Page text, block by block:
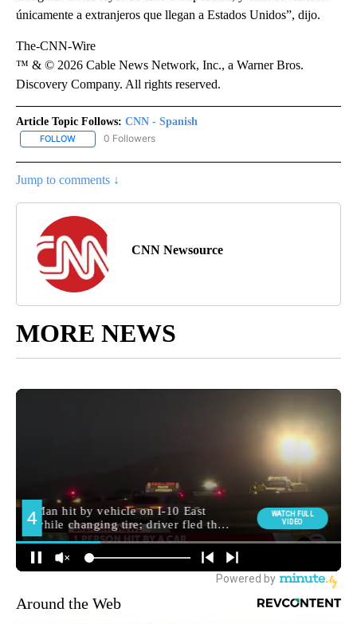
únicamente a extranjeros que llegan a Estados Unidos”, dijo.
The-CNN-Wire
™ & © 2026 Cable News Network, Inc., a Warner Bros.
Discovery Company. All rights reserved.
Article Topic Follows: CNN - Spanish
FOLLOW FOLLOW "CNN - SPANISH" TO RECEIVE NOTIFICATIONS ABOUT
0 Followers
Jump to comments ↓
CNN Newsource
MORE NEWS
Around the Web